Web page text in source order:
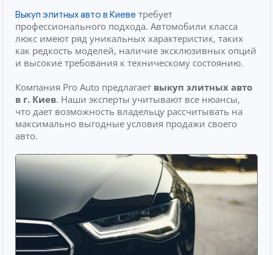
Выкуп элитных авто в Киеве требует
профессионального подхода. Автомобили класса
люкс имеют ряд уникальных характеристик, таких
как редкость моделей, наличие эксклюзивных опций
и высокие требования к техническому состоянию.
Компания Pro Auto предлагает выкуп элитных авто
в г. Киев. Наши эксперты учитывают все нюансы,
что дает возможность владельцу рассчитывать на
максимально выгодные условия продажи своего
авто.